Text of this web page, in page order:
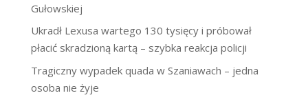
Gułowskiej
Ukradł Lexusa wartego 130 tysięcy i próbował
płacić skradzioną kartą – szybka reakcja policji
Tragiczny wypadek quada w Szaniawach – jedna
osoba nie żyje